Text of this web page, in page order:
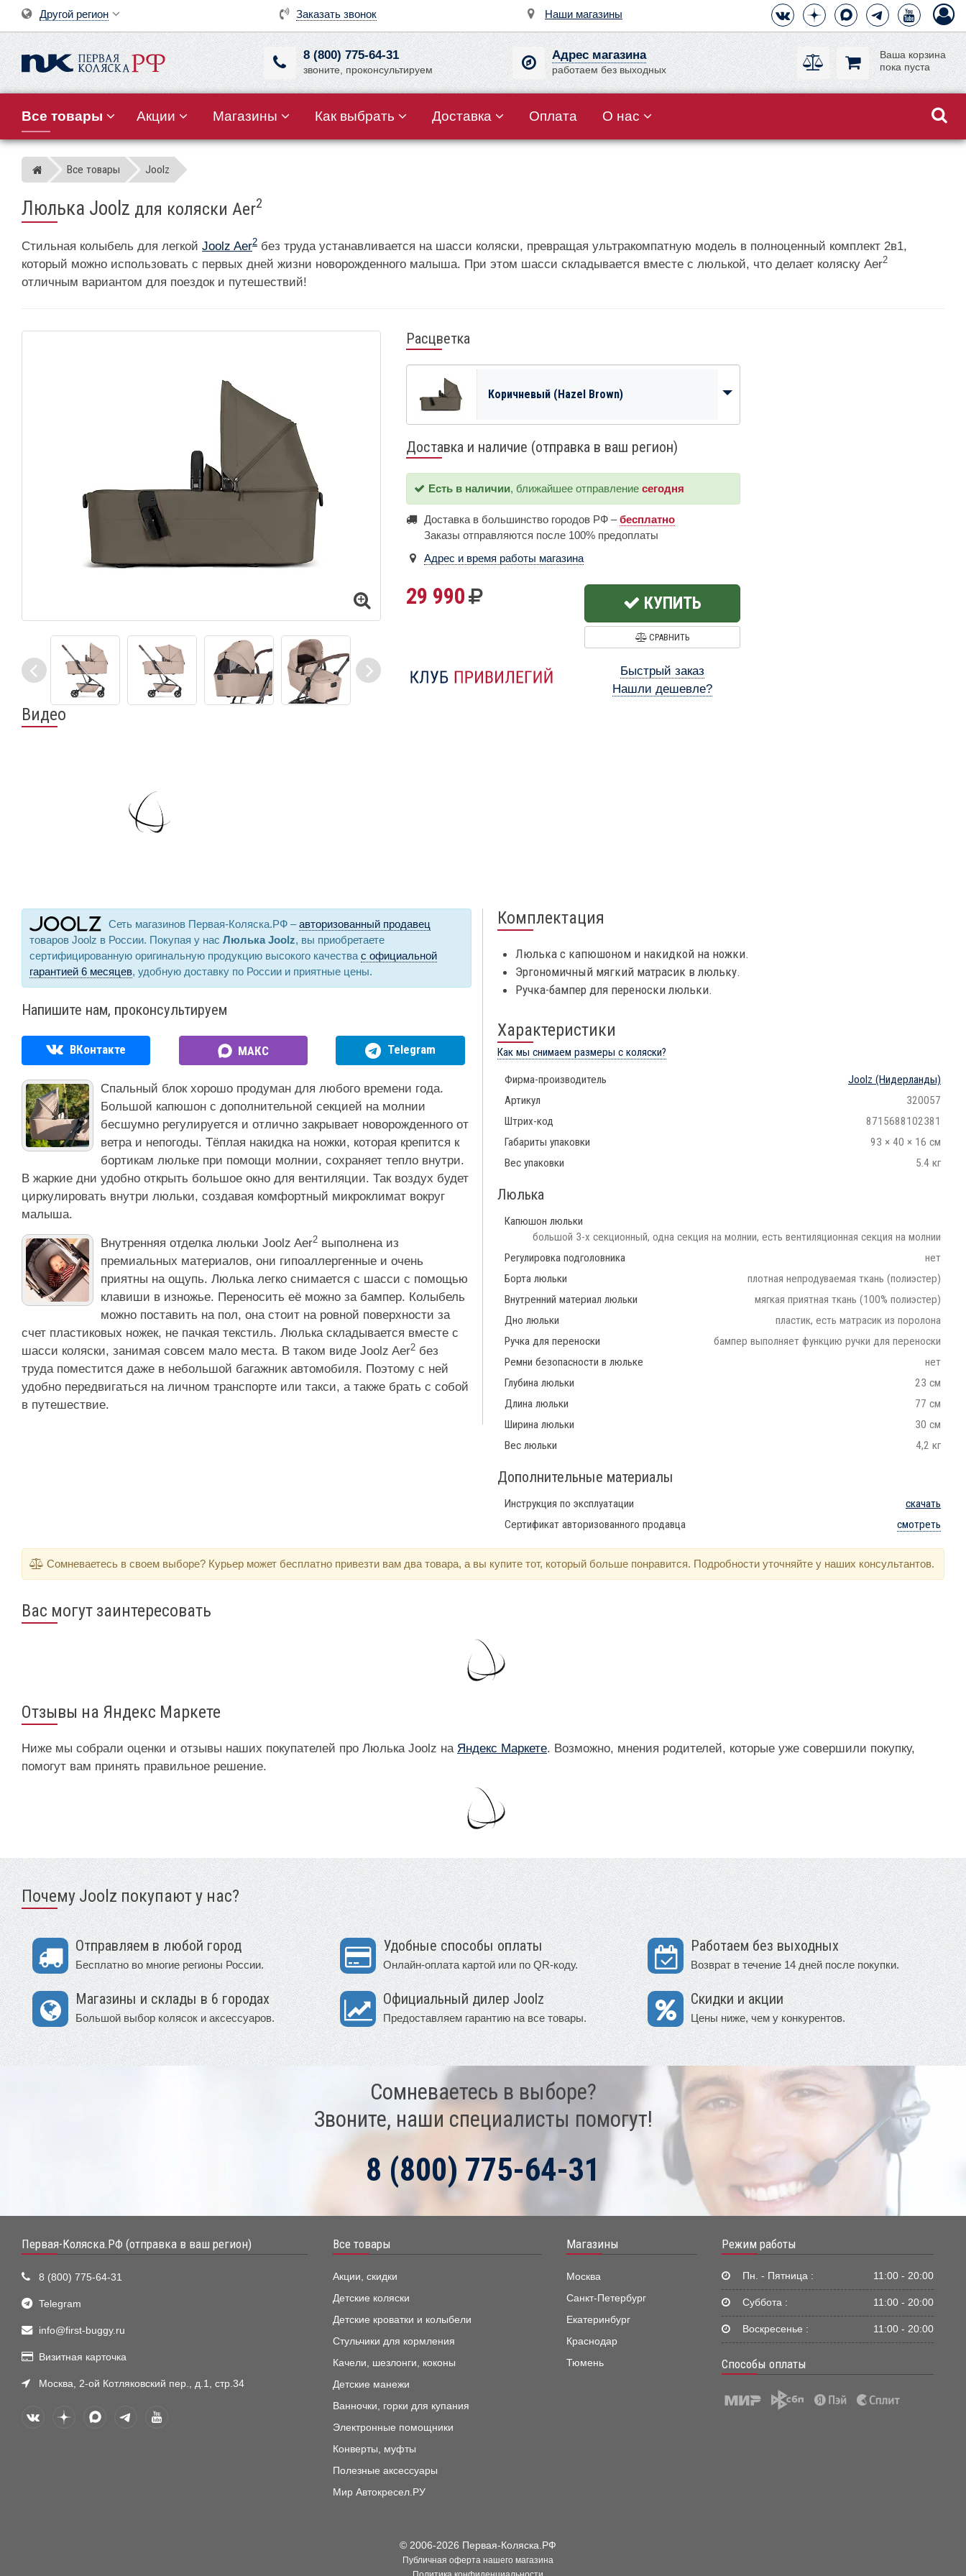
Заказать звонок Наши магазины
Другой регион
8 (800) 775-64-31
звоните, проконсультируем
Адрес магазина
работаем без выходных
Ваша корзина
пока пуста
Все товары Акции Магазины Как выбрать Доставка Оплата О нас
Магазин детских колясок
Все товары Joolz
Люлька Joolz для коляски Aer2
Стильная колыбель для легкой Joolz Aer2 без труда устанавливается на шасси коляски, превращая ультракомпатную модель в полноценный комплект 2в1,
который можно использовать с первых дней жизни новорожденного малыша. При этом шасси складывается вместе с люлькой, что делает коляску Aer2
отличным вариантом для поездок и путешествий!
Расцветка
Коричневый (Hazel Brown)
Доставка и наличие (отправка в ваш регион)
Есть в наличии, ближайшее отправление сегодня
Доставка в большинство городов РФ –бесплатно
Заказы отправляются после 100% предоплаты
Адрес и время работы магазина
29 990 КУПИТЬ
СРАВНИТЬ
Быстрый заказ
Нашли дешевле?
Видео
Сеть магазинов Первая-Коляска.РФ –авторизованный продавец
товаров Joolz в России. Покупая у нас Люлька Joolz, вы приобретаете
сертифицированную оригинальную продукцию высокого качества с официальной
гарантией 6 месяцев, удобную доставку по России и приятные цены.
Напишите нам, проконсультируем
ВКонтакте МАКС Telegram
Спальный блок хорошо продуман для любого времени года.
Большой капюшон с дополнительной секцией на молнии
бесшумно регулируется и отлично закрывает новорожденного от
ветра и непогоды. Тёплая накидка на ножки, которая крепится к
бортикам люльке при помощи молнии, сохраняет тепло внутри.
В жаркие дни удобно открыть большое окно для вентиляции. Так воздух будет
циркулировать внутри люльки, создавая комфортный микроклимат вокруг
малыша.
Внутренняя отделка люльки Joolz Aer2 выполнена из
премиальных материалов, они гипоаллергенные и очень
приятны на ощупь. Люлька легко снимается с шасси с помощью
клавиши в изножье. Переносить её можно за бампер. Колыбель
можно поставить на пол, она стоит на ровной поверхности за
счет пластиковых ножек, не пачкая текстиль. Люлька складывается вместе с
шасси коляски, занимая совсем мало места. В таком виде Joolz Aer2 без
труда поместится даже в небольшой багажник автомобиля. Поэтому с ней
удобно передвигаться на личном транспорте или такси, а также брать с собой
в путешествие.
Комплектация
Люлька с капюшоном и накидкой на ножки.
Эргономичный мягкий матрасик в люльку.
Ручка-бампер для переноски люльки.
Характеристики
Как мы снимаем размеры с коляски?
Фирма-производитель Joolz (Нидерланды)
Артикул
320057
Штрих-код
8715688102381
Габариты упаковки
93 × 40 × 16 см
Вес упаковки
5.4 кг
Люлька
Капюшон люльки
большой 3-х секционный, одна секция на молнии, есть вентиляционная секция на молнии
Регулировка подголовника
нет
Борта люльки
плотная непродуваемая ткань (полиэстер)
Внутренний материал люльки
мягкая приятная ткань (100% полиэстер)
Дно люльки
пластик, есть матрасик из поролона
Ручка для переноски
бампер выполняет функцию ручки для переноски
Ремни безопасности в люльке
нет
Глубина люльки
23 см
Длина люльки
77 см
Ширина люльки
30 см
Вес люльки
4,2 кг
Дополнительные материалы
Инструкция по эксплуатации
скачать
Сертификат авторизованного продавца
смотреть
Сомневаетесь в своем выборе? Курьер может бесплатно привезти вам два товара, а вы купите тот, который больше понравится. Подробности уточняйте у наших консультантов.
Вас могут заинтересовать
Отзывы на Яндекс Маркете
Ниже мы собрали оценки и отзывы наших покупателей про Люлька Joolz на Яндекс Маркете. Возможно, мнения родителей, которые уже совершили покупку,
помогут вам принять правильное решение.
Почему Joolz покупают у нас?
Отправляем в любой город
Бесплатно во многие регионы России.
Удобные способы оплаты
Онлайн-оплата картой или по QR-коду.
Работаем без выходных
Возврат в течение 14 дней после покупки.
Магазины и склады в 6 городах
Большой выбор колясок и аксессуаров.
Официальный дилер Joolz
Предоставляем гарантию на все товары.
Скидки и акции
Цены ниже, чем у конкурентов.
Сомневаетесь в выборе?
Звоните, наши специалисты помогут!
8 (800) 775-64-31
Первая-Коляска.РФ (отправка в ваш регион)
8 (800) 775-64-31
Telegram
info@first-buggy.ru
Визитная карточка
Москва, 2-ой Котляковский пер., д.1, стр.34
Все товары
Акции, скидки
Детские коляски
Детские кроватки и колыбели
Стульчики для кормления
Качели, шезлонги, коконы
Детские манежи
Ванночки, горки для купания
Электронные помощники
Конверты, муфты
Полезные аксессуары
Мир Автокресел.РУ
Магазины
Москва
Санкт-Петербург
Екатеринбург
Краснодар
Тюмень
Режим работы
Пн. - Пятница : 11:00 - 20:00
Суббота : 11:00 - 20:00
Воскресенье : 11:00 - 20:00
Способы оплаты
© 2006-2026 Первая-Коляска.РФ
Публичная оферта нашего магазина